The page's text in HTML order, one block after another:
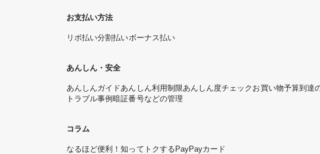
お支払い方法
リボ払い分割払いボーナス払い
あんしん・安全
あんしんガイドあんしん利用制限あんしん度チェック お買い物予算到達
トラブル事例暗証番号などの管理
コラム
なるほど便利！知ってトクするPayPayカード